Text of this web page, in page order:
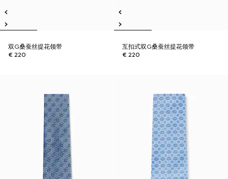
双G桑蚕丝提花领带
€ 220
互扣式双G桑蚕丝提花领带
€ 220